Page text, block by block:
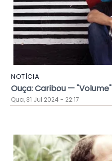
NOTÍCIA
Ouça: Caribou — "Volume"
Qua, 31 Jul 2024 - 22:17